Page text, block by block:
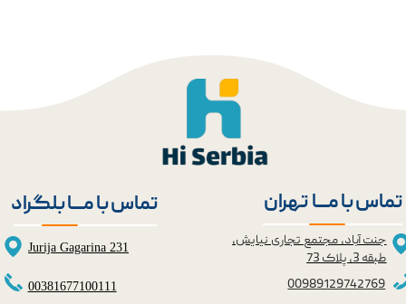
تماس با مــــا تهران
جنت آباد، مجتمع تجاری نیایش،
طبقه 3، پلاک 73
00989129742769
تماس با مــــا بلگراد
Jurija Gagarina 231
00381677100111